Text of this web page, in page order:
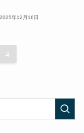
2025年12月16日
4